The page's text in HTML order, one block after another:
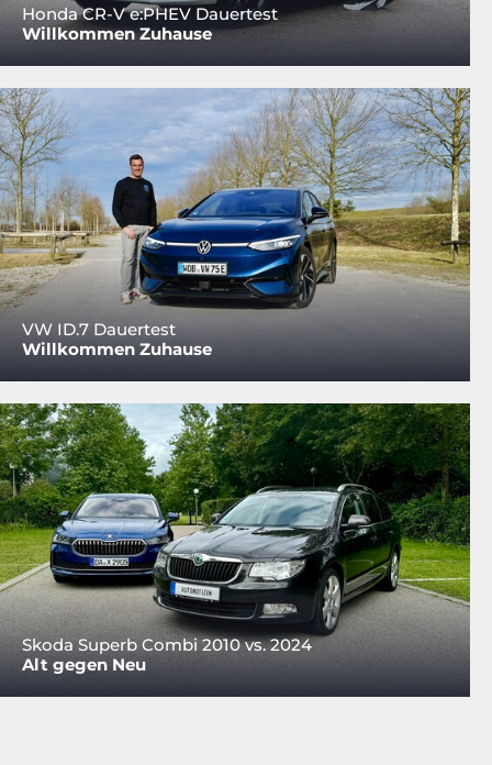
Honda CR-V e:PHEV Dauertest
Willkommen Zuhause
VW ID.7 Dauertest
Willkommen Zuhause
Skoda Superb Combi 2010 vs. 2024
Alt gegen Neu